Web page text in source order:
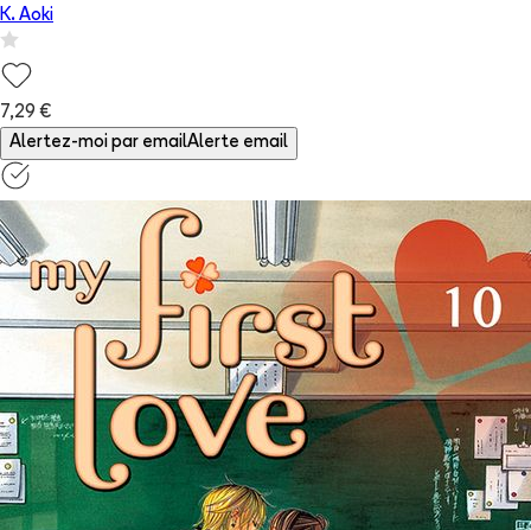
K. Aoki
7,29 €
Alertez-moi par emailAlerte email